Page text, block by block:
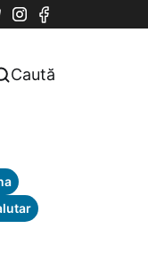
Caută